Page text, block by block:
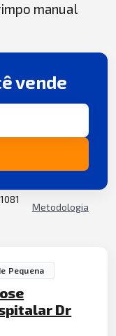
manual
vende
Metodologia
Pequena
Dr